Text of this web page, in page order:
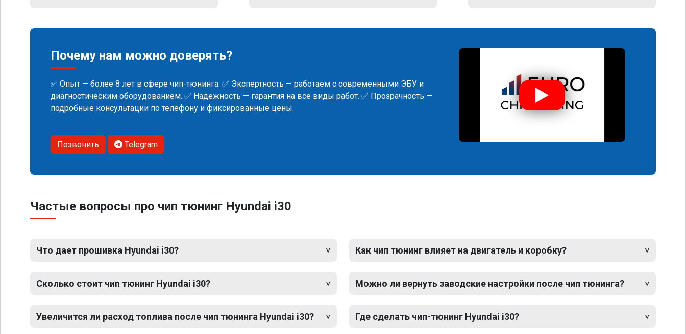
Почему нам можно доверять?
✅ Опыт — более 8 лет в сфере чип-тюнинга. ✅ Экспертность — работаем с современными ЭБУ и
диагностическим оборудованием. ✅ Надежность — гарантия на все виды работ. ✅ Прозрачность —
подробные консультации по телефону и фиксированные цены.
Позвонить Telegram
Частые вопросы про чип тюнинг Hyundai i30
Что дает прошивка Hyundai i30?
Сколько стоит чип тюнинг Hyundai i30?
Увеличится ли расход топлива после чип тюнинга Hyundai i30?
Как чип тюнинг влияет на двигатель и коробку?
Можно ли вернуть заводские настройки после чип тюнинга?
Где сделать чип-тюнинг Hyundai i30?